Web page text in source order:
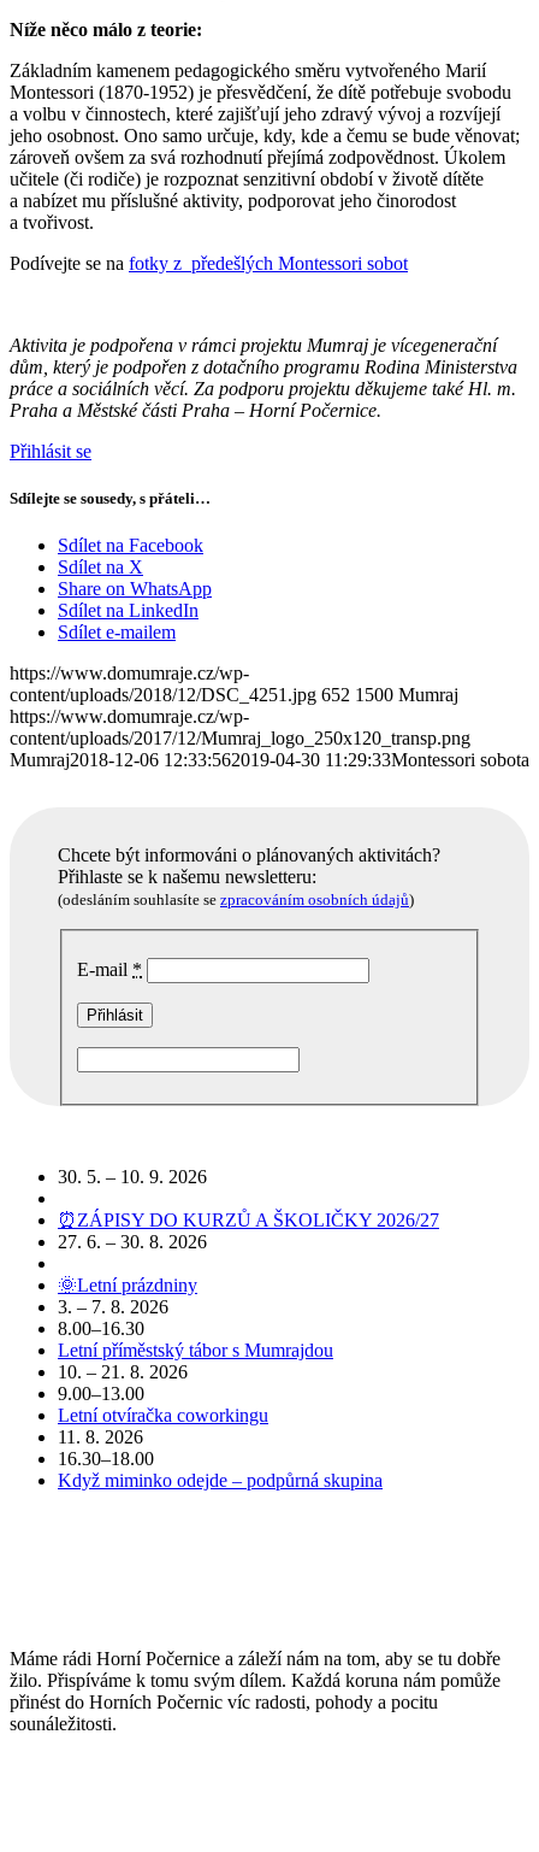
Níže něco málo z teorie:
Základním kamenem pedagogického směru vytvořeného Marií
Montessori (1870-1952) je přesvědčení, že dítě potřebuje svobodu
a volbu v činnostech, které zajišťují jeho zdravý vývoj a rozvíjejí
jeho osobnost. Ono samo určuje, kdy, kde a čemu se bude věnovat;
zároveň ovšem za svá rozhodnutí přejímá zodpovědnost. Úkolem
učitele (či rodiče) je rozpoznat senzitivní období v životě dítěte
a nabízet mu příslušné aktivity, podporovat jeho činorodost
a tvořivost.
Podívejte se na fotky z předešlých Montessori sobot
Aktivita je podpořena v rámci projektu Mumraj je vícegenerační
dům, který je podpořen z dotačního programu Rodina Ministerstva
práce a sociálních věcí. Za podporu projektu děkujeme také Hl. m.
Praha a Městské části Praha – Horní Počernice.
Přihlásit se
Sdílejte se sousedy, s přáteli…
Sdílet na Facebook
Sdílet na X
Share on WhatsApp
Sdílet na LinkedIn
Sdílet e-mailem
https://www.domumraje.cz/wp-
content/uploads/2018/12/DSC_4251.jpg 652 1500 Mumraj
https://www.domumraje.cz/wp-
content/uploads/2017/12/Mumraj_logo_250x120_transp.png
Mumraj2018-12-06 12:33:562019-04-30 11:29:33Montessori sobota
Chcete být informováni o plánovaných aktivitách?
Přihlaste se k našemu newsletteru:
(odesláním souhlasíte se zpracováním osobních údajů)
E-mail *
30. 5. – 10. 9. 2026
⏰ZÁPISY DO KURZŮ A ŠKOLIČKY 2026/27
27. 6. – 30. 8. 2026
🌞Letní prázdniny
3. – 7. 8. 2026
8.00–16.30
Letní příměstský tábor s Mumrajdou
10. – 21. 8. 2026
9.00–13.00
Letní otvíračka coworkingu
11. 8. 2026
16.30–18.00
Když miminko odejde – podpůrná skupina
Máme rádi Horní Počernice a záleží nám na tom, aby se tu dobře
žilo. Přispíváme k tomu svým dílem. Každá koruna nám pomůže
přinést do Horních Počernic víc radosti, pohody a pocitu
sounáležitosti.